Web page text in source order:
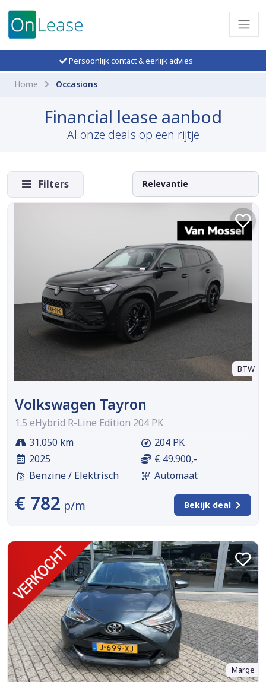
Persoonlijk contact & eerlijk advies
Home Occasions
Financial lease aanbod
Al onze deals op een rijtje
Filters
BTW
Volkswagen Tayron
1.5 eHybrid R-Line Edition 204 PK
31.050 km
2025
Benzine / Elektrisch
204 PK
€ 49.900,-
Automaat
€ 782 p/m Bekijk deal
Marge